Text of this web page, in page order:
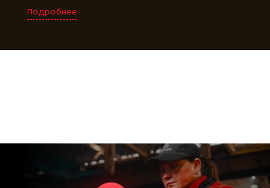
площадки, а также для фиксации и закрепления
различных объектов, включая буровые установки,
Подробнее